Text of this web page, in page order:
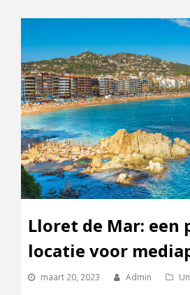
Lloret de Mar: een
locatie voor
maart 20, 2023 Admin